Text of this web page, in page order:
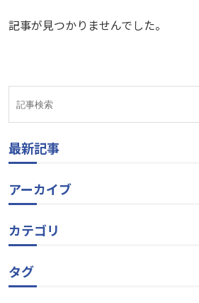
記事が見つかりませんでした。
最新記事
アーカイブ
カテゴリ
タグ